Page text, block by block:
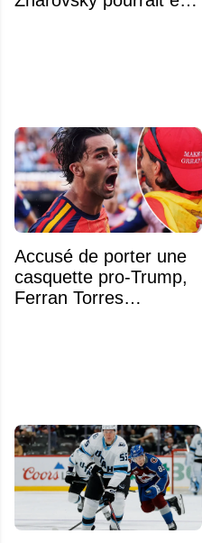
Accusé de porter une
casquette pro-Trump,
Ferran Torres